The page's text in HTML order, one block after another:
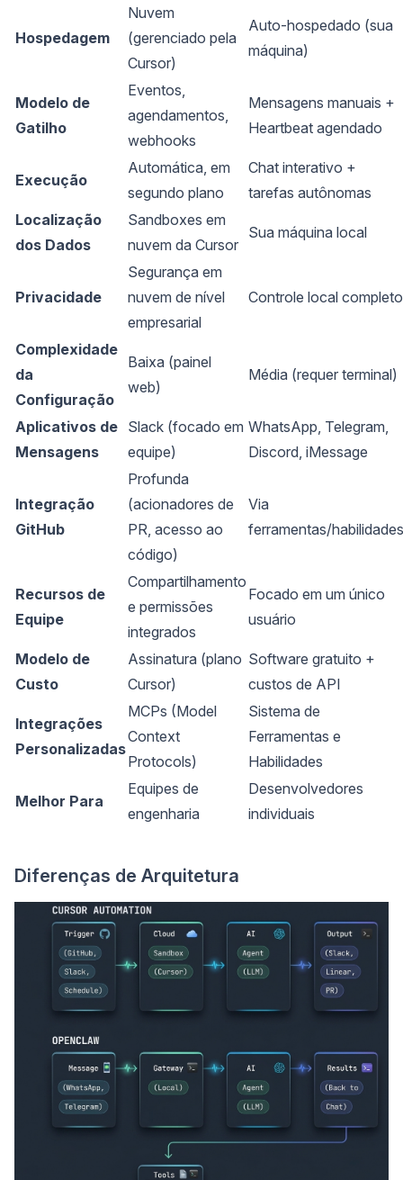
Hospedagem
Nuvem
(gerenciado pela
Cursor)
Auto-hospedado (sua
máquina)
Modelo de
Gatilho
Eventos,
agendamentos,
webhooks
Mensagens manuais +
Heartbeat agendado
Execução
Automática, em
segundo plano
Chat interativo +
tarefas autônomas
Localização
dos Dados
Sandboxes em
nuvem da Cursor
Sua máquina local
Privacidade
Segurança em
nuvem de nível
empresarial
Controle local completo
Complexidade
da
Configuração
Baixa (painel
web)
Média (requer terminal)
Aplicativos de
Mensagens
Slack (focado em
equipe)
WhatsApp, Telegram,
Discord, iMessage
Integração
GitHub
Profunda
(acionadores de
PR, acesso ao
código)
Via
ferramentas/habilidades
Recursos de
Equipe
Compartilhamento
e permissões
integrados
Focado em um único
usuário
Modelo de
Custo
Assinatura (plano
Cursor)
Software gratuito +
custos de API
Integrações
Personalizadas
MCPs (Model
Context
Protocols)
Sistema de
Ferramentas e
Habilidades
Melhor Para
Equipes de
engenharia
Desenvolvedores
individuais
Diferenças de Arquitetura